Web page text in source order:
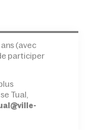
(avec
participer
Tual,